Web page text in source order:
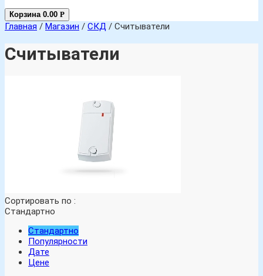
Корзина 0.00 Р
Главная / Магазин / СКД / Считыватели
Считыватели
Сортировать по :
Стандартно
Стандартно
Популярности
Дате
Цене